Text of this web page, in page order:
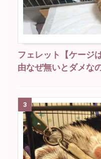
フェレット【ケージ
由なぜ無いとダメな
3